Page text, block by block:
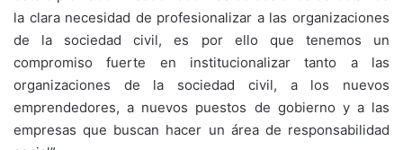
la clara necesidad de profesionalizar a las organizaciones
de la sociedad civil, es por ello que tenemos un
compromiso fuerte en institucionalizar tanto a las
organizaciones de la sociedad civil, a los nuevos
emprendedores, a nuevos puestos de gobierno y a las
empresas que buscan hacer un área de responsabilidad